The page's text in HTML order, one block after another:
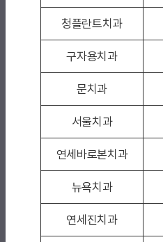
청플란트치과
구자용치과
문치과
서울치과
연세바로본치과
뉴욕치과
연세진치과